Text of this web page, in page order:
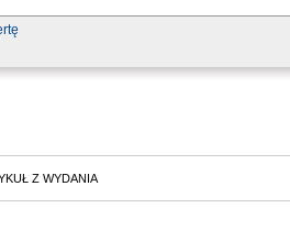
Z WYDANIA